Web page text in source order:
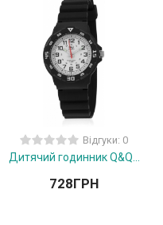
Відгуки: 0
Дитячий годинник Q&Q...
728ГРН